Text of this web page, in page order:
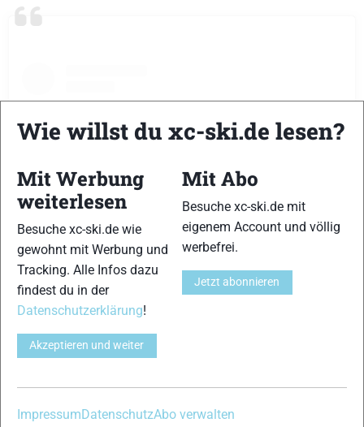
Sieh dir diesen Beitrag auf Instagram an
Wie willst du xc-ski.de lesen?
Mit Werbung
weiterlesen
Besuche xc-ski.de wie
gewohnt mit Werbung und
Tracking. Alle Infos dazu
findest du in der
Datenschutzerklärung!
Akzeptieren und weiter
Mit Abo
Besuche xc-ski.de mit
eigenem Account und völlig
werbefrei.
Jetzt abonnieren
Impressum DatenschutzAbo verwalten